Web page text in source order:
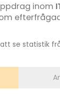
inom
se statistik